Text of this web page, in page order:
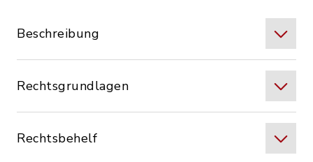
Beschreibung
Rechtsgrundlagen
Rechtsbehelf